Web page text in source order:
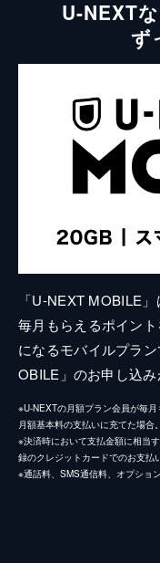
U-NEXT
ず
「U-NEXT MOBILE
毎月もらえるポイン
になるモバイルプラ
OBILE」のお申し込み
※U-NEXTの月額プラン会員が毎
月額基本料の支払いに充てた場合。
※決済時において支払金額に相当
録のクレジットカードでのお支払
※通話料、SMS通信料、オプショ